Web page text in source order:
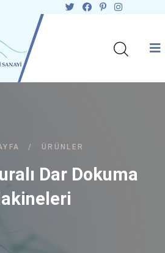
/ ÜRÜNLER
Dar Dokuma